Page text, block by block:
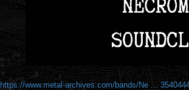
https://www.metal-archives.com/bands/Ne ...